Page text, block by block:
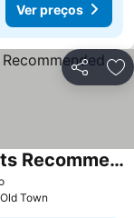
Ver preços
Partilhar
Ver preços
Barceló Benidorm Beach - Adults Recommended
Town